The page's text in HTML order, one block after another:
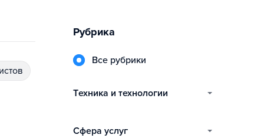
Рубрика
Все рубрики
техника и технологии
сфера услуг